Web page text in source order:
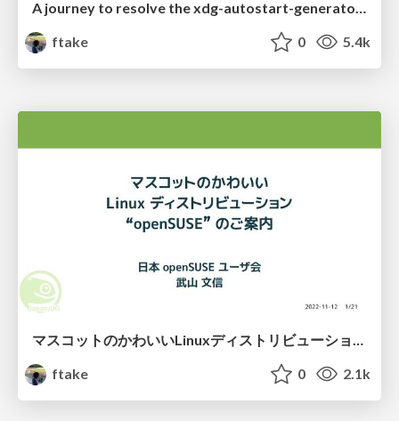
A journey to resolve the xdg-autostart-generator issue
ftake
0 5.4k
ftake
0 2.1k